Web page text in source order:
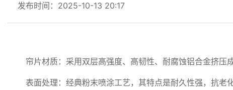
发布时间：2025-10-13 20:17
帘片材质：采用双层高强度、高韧性、耐腐蚀铝合金挤压成
表面处理：经典粉末喷涂工艺，其特点是耐久性强，抗老